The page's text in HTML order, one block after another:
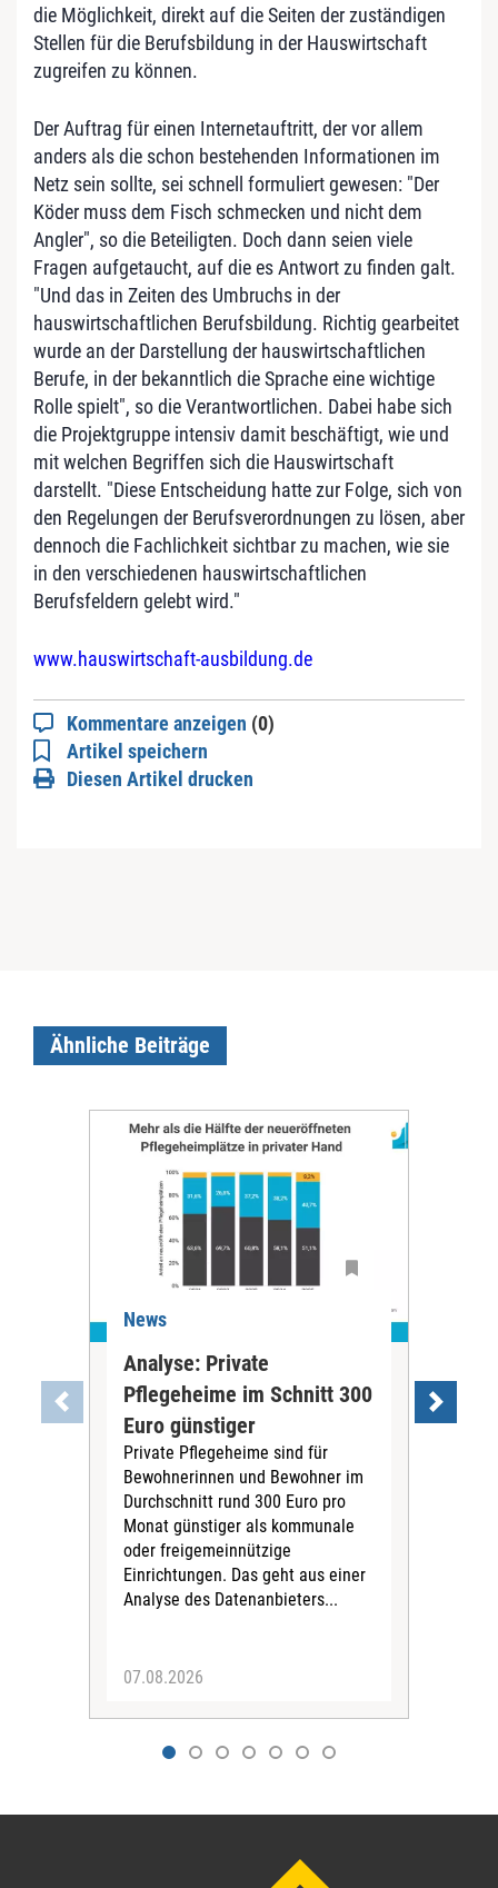
die Möglichkeit, direkt auf die Seiten der zuständigen
Stellen für die Berufsbildung in der Hauswirtschaft
zugreifen zu können.
Der Auftrag für einen Internetauftritt, der vor allem
anders als die schon bestehenden Informationen im
Netz sein sollte, sei schnell formuliert gewesen: "Der
Köder muss dem Fisch schmecken und nicht dem
Angler", so die Beteiligten. Doch dann seien viele
Fragen aufgetaucht, auf die es Antwort zu finden galt.
"Und das in Zeiten des Umbruchs in der
hauswirtschaftlichen Berufsbildung. Richtig gearbeitet
wurde an der Darstellung der hauswirtschaftlichen
Berufe, in der bekanntlich die Sprache eine wichtige
Rolle spielt", so die Verantwortlichen. Dabei habe sich
die Projektgruppe intensiv damit beschäftigt, wie und
mit welchen Begriffen sich die Hauswirtschaft
darstellt. "Diese Entscheidung hatte zur Folge, sich von
den Regelungen der Berufsverordnungen zu lösen, aber
dennoch die Fachlichkeit sichtbar zu machen, wie sie
in den verschiedenen hauswirtschaftlichen
Berufsfeldern gelebt wird."
www.hauswirtschaft-ausbildung.de
Kommentare anzeigen (0)
Artikel speichern
Diesen Artikel drucken
Ähnliche Beiträge
News
Analyse: Private
Pflegeheime im Schnitt 300
Euro günstiger
Private Pflegeheime sind für
Bewohnerinnen und Bewohner im
Durchschnitt rund 300 Euro pro
Monat günstiger als kommunale
oder freigemeinnützige
Einrichtungen. Das geht aus einer
Analyse des Datenanbieters...
07.08.2026